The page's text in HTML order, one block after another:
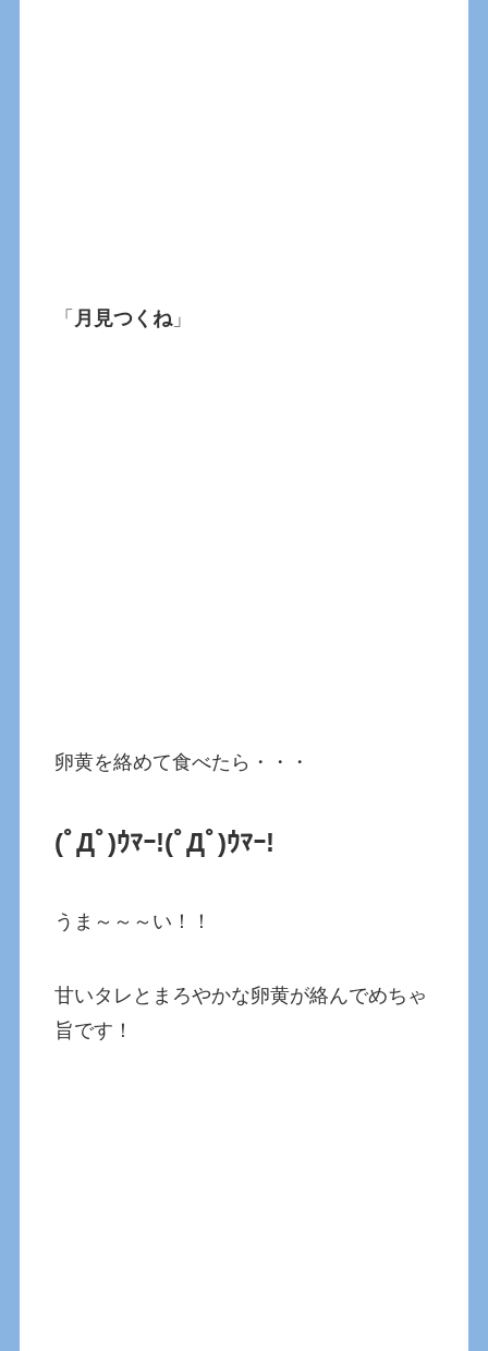
「 月見つくね 」
卵黄を絡めて食べたら・・・
(ﾟДﾟ)ｳﾏｰ!(ﾟДﾟ)ｳﾏｰ!
うま～～～い！！
甘いタレとまろやかな卵黄が絡んでめちゃ
旨です！